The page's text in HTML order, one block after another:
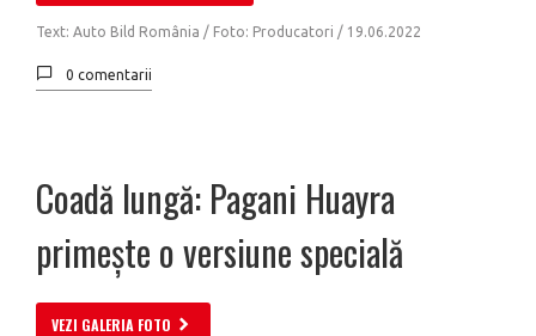
Text: Auto Bild România / Foto: Producatori / 19.06.2022
0 comentarii
Coadă lungă: Pagani Huayra
primește o versiune specială
VEZI GALERIA FOTO